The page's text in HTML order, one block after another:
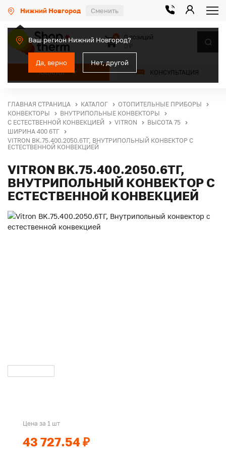
Нижний Новгород Сменить
Ваш регион Нижний Новгород?
Да, верно Нет, другой
КАТАЛОГ КОНСУЛЬТАЦИЯ
0
0 позиций
ГЛАВНАЯ СТРАНИЦА КАТАЛОГ
ОТОПИТЕЛЬНЫЕ ПРИБОРЫ
КОНВЕКТОРЫ
ВНУТРИПОЛЬНЫЕ КОНВЕКТОРЫ
С ЕСТЕСТВЕННОЙ КОНВЕКЦИЕЙ
VITRON
ВЫСОТА 75
ШИРИНА 400 6ТГ
VITRON BK.75.400.2050.6ТГ, ВНУТРИПОЛЬНЫЙ КОНВЕКТОР С
ЕСТЕСТВЕННОЙ КОНВЕКЦИЕЙ
VITRON BK.75.400.2050.6ТГ,
ВНУТРИПОЛЬНЫЙ КОНВЕКТОР С
ЕСТЕСТВЕННОЙ КОНВЕКЦИЕЙ
Цена за 1 шт
43 727.54 ₽